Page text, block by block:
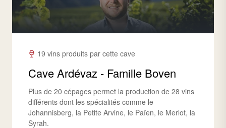
19 vins produits par cette cave
Cave Ardévaz - Famille Boven
Plus de 20 cépages permet la production de 28 vins
différents dont les spécialités comme le
Johannisberg, la Petite Arvine, le Païen, le Merlot, la
Syrah.